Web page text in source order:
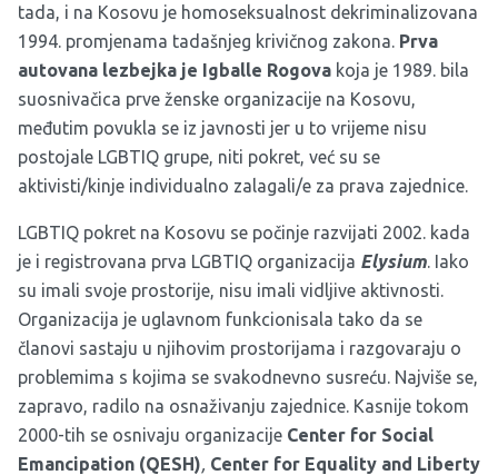
tada, i na Kosovu je homoseksualnost dekriminalizovana
1994. promjenama tadašnjeg krivičnog zakona. Prva
autovana lezbejka je Igballe Rogova koja je 1989. bila
suosnivačica prve ženske organizacije na Kosovu,
međutim povukla se iz javnosti jer u to vrijeme nisu
postojale LGBTIQ grupe, niti pokret, već su se
aktivisti/kinje individualno zalagali/e za prava zajednice.
LGBTIQ pokret na Kosovu se počinje razvijati 2002. kada
je i registrovana prva LGBTIQ organizacija Elysium. Iako
su imali svoje prostorije, nisu imali vidljive aktivnosti.
Organizacija je uglavnom funkcionisala tako da se
članovi sastaju u njihovim prostorijama i razgovaraju o
problemima s kojima se svakodnevno susreću. Najviše se,
zapravo, radilo na osnaživanju zajednice. Kasnije tokom
2000-tih se osnivaju organizacije Center for Social
Emancipation (QESH), Center for Equality and Liberty